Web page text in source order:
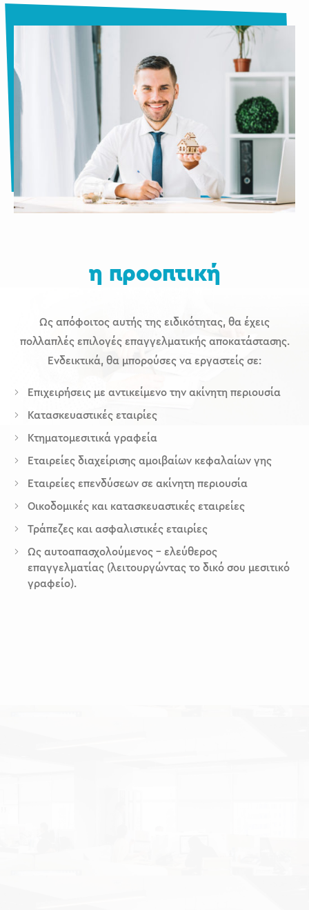
η προοπτική
Ως απόφοιτος αυτής της ειδικότητας, θα έχεις
πολλαπλές επιλογές επαγγελματικής αποκατάστασης.
Ενδεικτικά, θα μπορούσες να εργαστείς σε:
Επιχειρήσεις με αντικείμενο την ακίνητη περιουσία
Κατασκευαστικές εταιρίες
Κτηματομεσιτικά γραφεία
Εταιρείες διαχείρισης αμοιβαίων κεφαλαίων γης
Εταιρείες επενδύσεων σε ακίνητη περιουσία
Οικοδομικές και κατασκευαστικές εταιρείες
Τράπεζες και ασφαλιστικές εταιρίες
Ως αυτοαπασχολούμενος – ελεύθερος
επαγγελματίας (λειτουργώντας το δικό σου μεσιτικό
γραφείο).